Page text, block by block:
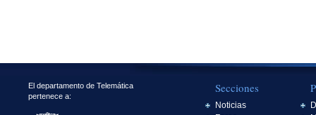
El departamento de Telemática
pertenece a:
Secciones
Noticias